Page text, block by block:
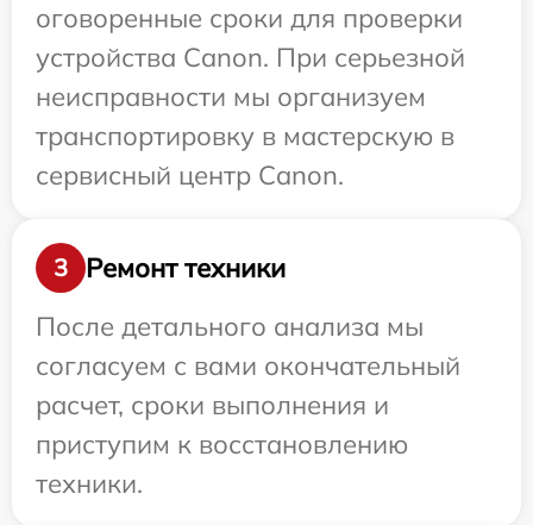
оговоренные сроки для проверки
устройства Canon. При серьезной
неисправности мы организуем
транспортировку в мастерскую в
сервисный центр Canon.
3
Ремонт техники
После детального анализа мы
согласуем с вами окончательный
расчет, сроки выполнения и
приступим к восстановлению
техники.